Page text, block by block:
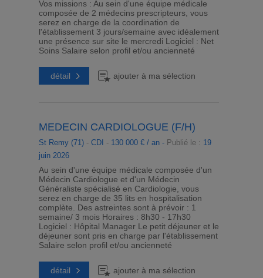
Vos missions : Au sein d'une équipe médicale
composée de 2 médecins prescripteurs, vous
serez en charge de la coordination de
l'établissement 3 jours/semaine avec idéalement
une présence sur site le mercredi Logiciel : Net
Soins Salaire selon profil et/ou ancienneté
détail ajouter à ma sélection
MEDECIN CARDIOLOGUE (F/H)
St Remy (71)- CDI - 130 000 € / an - Publié le : 19
juin 2026
Au sein d'une équipe médicale composée d'un
Médecin Cardiologue et d'un Médecin
Généraliste spécialisé en Cardiologie, vous
serez en charge de 35 lits en hospitalisation
complète. Des astreintes sont à prévoir : 1
semaine/ 3 mois Horaires : 8h30 - 17h30
Logiciel : Hôpital Manager Le petit déjeuner et le
déjeuner sont pris en charge par l'établissement
Salaire selon profil et/ou ancienneté
détail ajouter à ma sélection